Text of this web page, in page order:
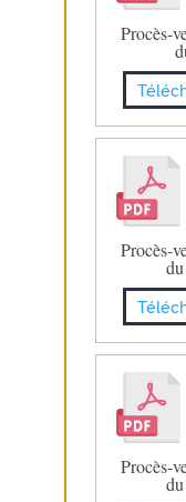
Procès-
Procès-
Procès-